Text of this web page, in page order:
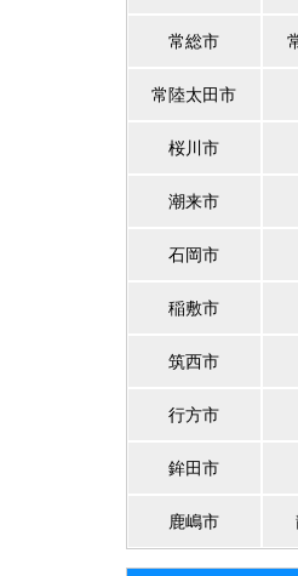
常総市
常陸太田市
桜川市
潮来市
石岡市
稲敷市
筑西市
行方市
鉾田市
鹿嶋市